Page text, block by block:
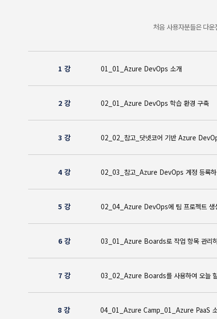
처음 사용자분들은 다
1 강 01_01_Azure DevOps 소개
2 강 02_01_Azure DevOps 학습 환경
3 강 02_02_참고_닷넷코어 기반 Azure
4 강 02_03_참고_Azure DevOps 계정
5 강 02_04_Azure DevOps에 팀 프로젝
6 강 03_01_Azure Boards로 작업 항목
7 강 03_02_Azure Boards를 사용하여 오
8 강 04_01_Azure Camp_01_Azure